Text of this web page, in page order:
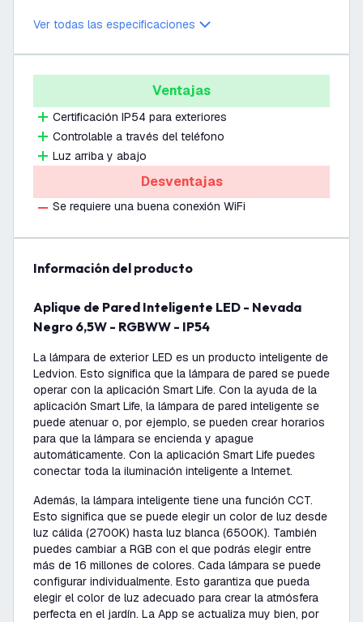
Ver todas las especificaciones
Ventajas
Certificación IP54 para exteriores
Controlable a través del teléfono
Luz arriba y abajo
Desventajas
Se requiere una buena conexión WiFi
información del producto
Aplique de Pared Inteligente LED - Nevada
Negro 6,5W - RGBWW - IP54
La lámpara de exterior LED es un producto inteligente de
Ledvion. Esto significa que la lámpara de pared se puede
operar con la aplicación Smart Life. Con la ayuda de la
aplicación Smart Life, la lámpara de pared inteligente se
puede atenuar o, por ejemplo, se pueden crear horarios
para que la lámpara se encienda y apague
automáticamente. Con la aplicación Smart Life puedes
conectar toda la iluminación inteligente a Internet.
Además, la lámpara inteligente tiene una función CCT.
Esto significa que se puede elegir un color de luz desde
luz cálida (2700K) hasta luz blanca (6500K). También
puedes cambiar a RGB con el que podrás elegir entre
más de 16 millones de colores. Cada lámpara se puede
configurar individualmente. Esto garantiza que pueda
elegir el color de luz adecuado para crear la atmósfera
perfecta en el jardín. La App se actualiza muy bien, por